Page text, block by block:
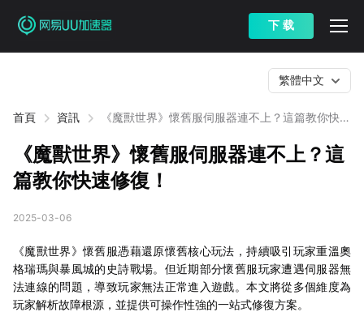
下 载
首頁 資訊
《魔獸世界》懷舊服伺服器連不上？這篇教你快速
繁體中文
《魔獸世界》懷舊服伺服器連不上？這
篇教你快速修復！
2025-03-06
《魔獸世界》懷舊服憑藉還原懷舊核心玩法，持續吸引玩家重溫奧
格瑞瑪與暴風城的史詩戰場。但近期部分懷舊服玩家遭遇伺服器無
法連線的問題，導致玩家無法正常進入遊戲。本文將從多個維度為
玩家解析故障根源，並提供可操作性強的一站式修復方案。